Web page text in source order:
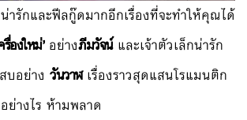
ารักและฟีลกู๊ดมากอีกเรื่องที่จะทำให้คุณได้
รื่องใหม่’อย่างภีมวัจน์และเจ้าตัวเล็กน่ารัก
บอย่าง วันวาฬเรื่องราวสุดแสนโรแมนติก
ย่างไร ห้ามพลาด